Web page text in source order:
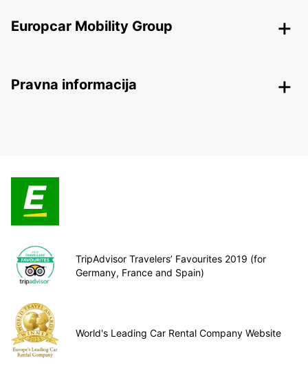
Europcar Mobility Group
Pravna informacija
TripAdvisor Travelers’ Favourites 2019 (for
Germany, France and Spain)
World's Leading Car Rental Company Website